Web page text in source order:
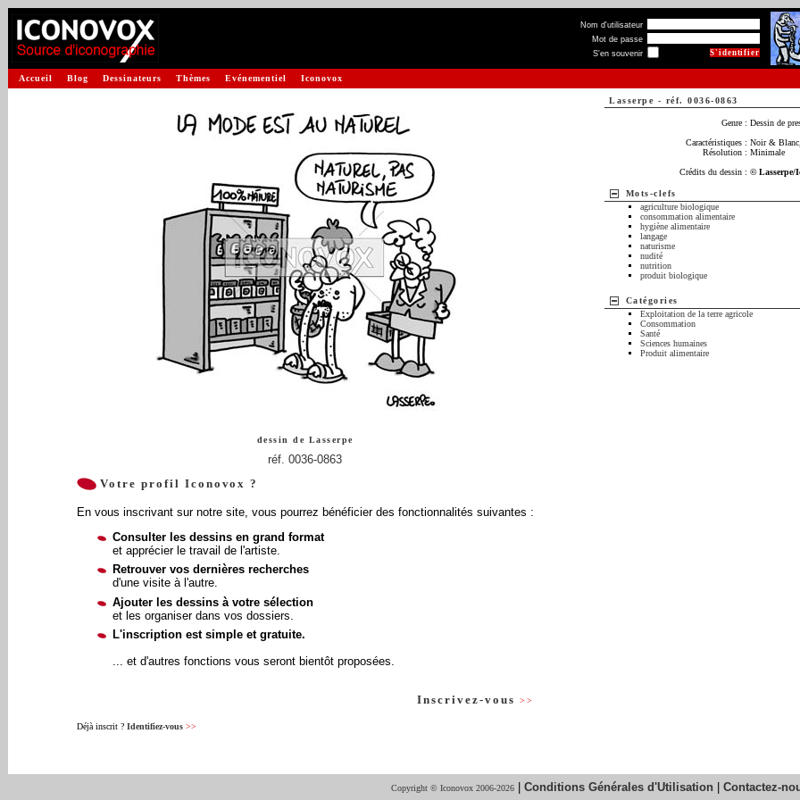
Nom d'utilisateur
Mot de passe
S'en souvenir
Accueil Blog Dessinateurs Thèmes Evénementiel Iconovox
dessin de Lasserpe
réf. 0036-0863
Votre profil Iconovox ?
En vous inscrivant sur notre site, vous pourrez bénéficier des fonctionnalités suivantes :
Consulter les dessins en grand format
et apprécier le travail de l'artiste.
Retrouver vos dernières recherches
d'une visite à l'autre.
Ajouter les dessins à votre sélection
et les organiser dans vos dossiers.
L'inscription est simple et gratuite.
... et d'autres fonctions vous seront bientôt proposées.
Inscrivez-vous >>
Déjà inscrit ? Identifiez-vous >>
Lasserpe - réf. 0036-0863
Genre : Dessin de
Caractéristiques : Noir &
Résolution : Minimale
Crédits du dessin : © Lasserpe/
Mots-clefs
agriculture biologique
consommation alimentaire
hygiène alimentaire
langage
naturisme
nudité
nutrition
produit biologique
Catégories
Exploitation de la terre agricole
Consommation
Santé
Sciences humaines
Produit alimentaire
Copyright © Iconovox 2006-2026 | Conditions Générales d'Utilisation | Contactez-